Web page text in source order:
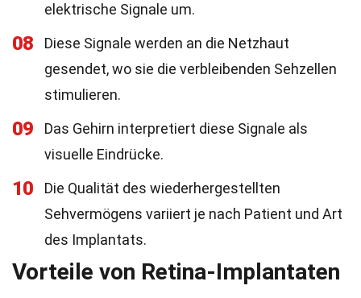
elektrische Signale um.
08
Diese Signale werden an die Netzhaut
gesendet, wo sie die verbleibenden Sehzellen
stimulieren.
09
Das Gehirn interpretiert diese Signale als
visuelle Eindrücke.
10
Die Qualität des wiederhergestellten
Sehvermögens variiert je nach Patient und Art
des Implantats.
Vorteile von Retina-Implantaten